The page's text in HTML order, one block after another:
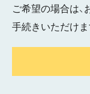
ご希望の場合は
手続きいただけま